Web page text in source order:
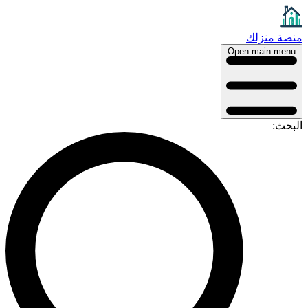
منصة منزلك
Open main menu
البحث: